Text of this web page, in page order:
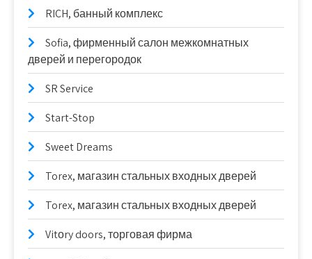
RICH, банный комплекс
Sofia, фирменный салон межкомнатных
дверей и перегородок
SR Service
Start-Stop
Sweet Dreams
Torex, магазин стальных входных дверей
Torex, магазин стальных входных дверей
Vitоry doors, торговая фирма